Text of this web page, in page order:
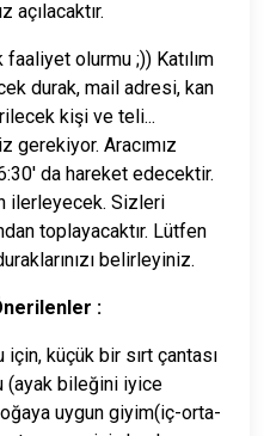
açılacaktır.
faaliyet olurmu ;)) Katılım
durak, mail adresi, kan
kişi ve teli...
gerekiyor. Aracımız
da hareket edecektir.
ilerleyecek. Sizleri
toplayacaktır. Lütfen
belirleyiniz.
:
küçük bir sırt çantası
(ayak bileğini iyice
uygun giyim(iç-orta-